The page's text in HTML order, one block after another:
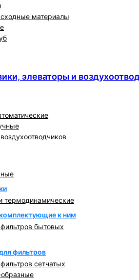
материалы
элеваторы и
термодинамические
к ним
бытовых
фильтров
сетчатых